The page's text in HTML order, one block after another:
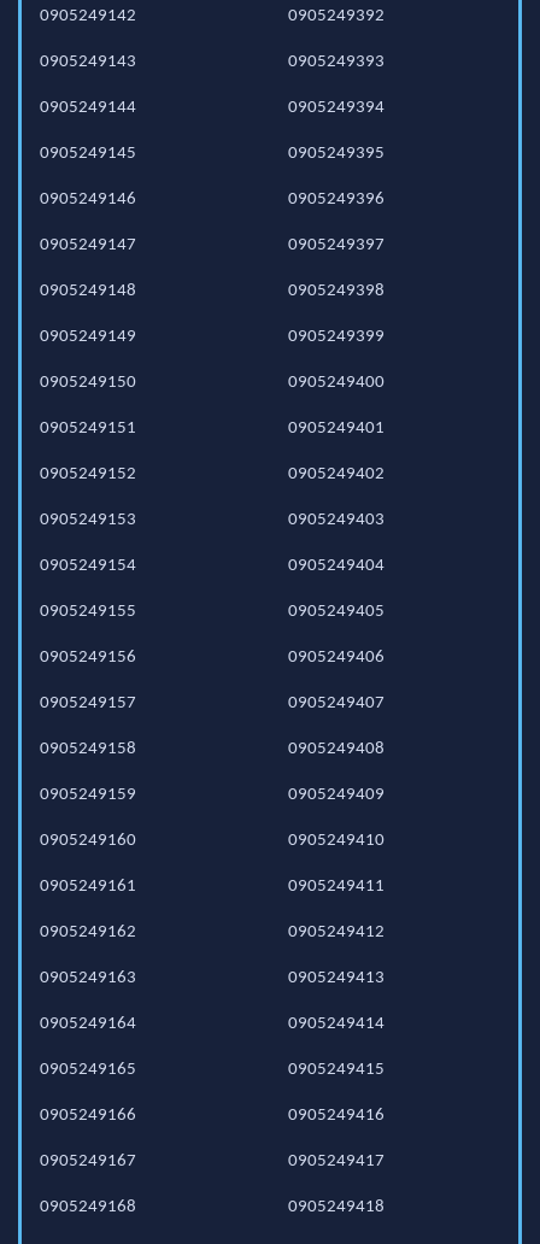
0905249142
0905249143
0905249144
0905249145
0905249146
0905249147
0905249148
0905249149
0905249150
0905249151
0905249152
0905249153
0905249154
0905249155
0905249156
0905249157
0905249158
0905249159
0905249160
0905249161
0905249162
0905249163
0905249164
0905249165
0905249166
0905249167
0905249168
0905249392
0905249393
0905249394
0905249395
0905249396
0905249397
0905249398
0905249399
0905249400
0905249401
0905249402
0905249403
0905249404
0905249405
0905249406
0905249407
0905249408
0905249409
0905249410
0905249411
0905249412
0905249413
0905249414
0905249415
0905249416
0905249417
0905249418